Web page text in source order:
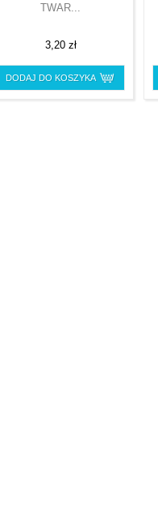
TWAR...
3,20 zł
DODAJ DO KOSZYKA